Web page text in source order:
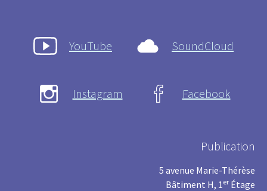
YouTube SoundCloud
Instagram Facebook
Publication
5 avenue Marie-Thérèse
Bâtiment H, 1 er Étage